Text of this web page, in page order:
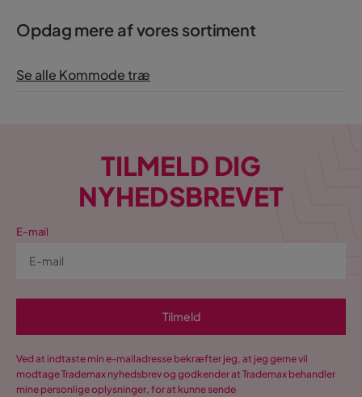
Opdag mere af vores sortiment
Se alle Kommode træ
TILMELD DIG
NYHEDSBREVET
E-mail
Tilmeld
Ved at indtaste min e-mailadresse bekræfter jeg, at jeg gerne vil
modtage Trademax nyhedsbrev og godkender at Trademax behandler
mine personlige oplysninger, for at kunne sende